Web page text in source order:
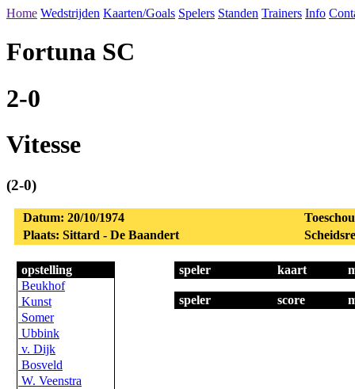
Home Wedstrijden Kaarten/Goals Spelers Standen Trainers Info
Fortuna SC
2-0
Vitesse
(2-0)
Datum: 20/10/1974
Plaats: Sittard - De Baandert
opstelling
Beukhof
Kunst
Somer
Ubbink
v. Dijk
Bosveld
W. Veenstra
speler kaart
speler score